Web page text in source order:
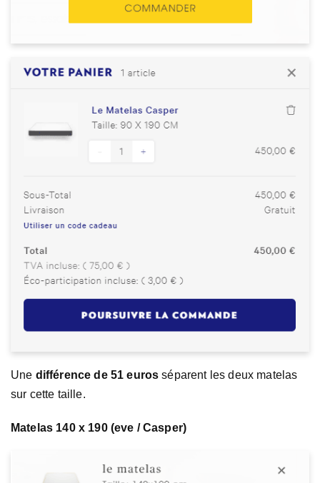
Une différence de 51 euros séparent les deux matelas
sur cette taille.
Matelas 140 x 190 (eve / Casper)